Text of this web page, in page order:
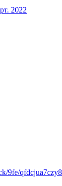
2022